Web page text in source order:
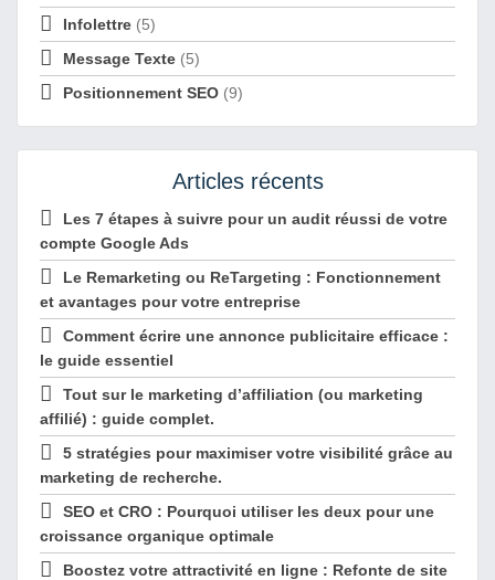
Infolettre (5)
Message Texte (5)
Positionnement SEO (9)
Articles récents
Les 7 étapes à suivre pour un audit réussi de votre
compte Google Ads
Le Remarketing ou ReTargeting : Fonctionnement
et avantages pour votre entreprise
Comment écrire une annonce publicitaire efficace :
le guide essentiel
Tout sur le marketing d’affiliation (ou marketing
affilié) : guide complet.
5 stratégies pour maximiser votre visibilité grâce au
marketing de recherche.
SEO et CRO : Pourquoi utiliser les deux pour une
croissance organique optimale
Boostez votre attractivité en ligne : Refonte de site